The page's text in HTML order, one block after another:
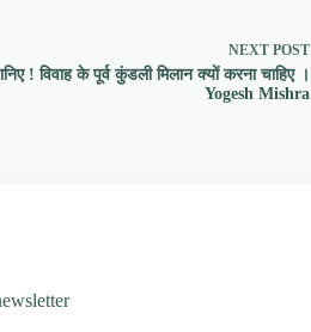
NEXT POST
! विवाह के पूर्व कुंडली मिलान क्यों करना चाहिए ।
Yogesh Mishra